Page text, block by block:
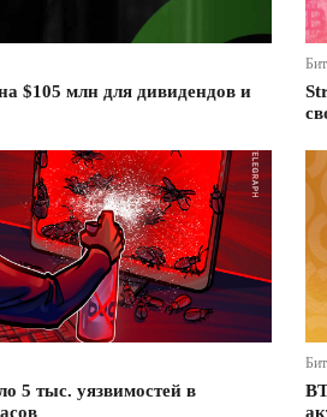
$105 млн для дивидендов и
5 тыс. уязвимостей в